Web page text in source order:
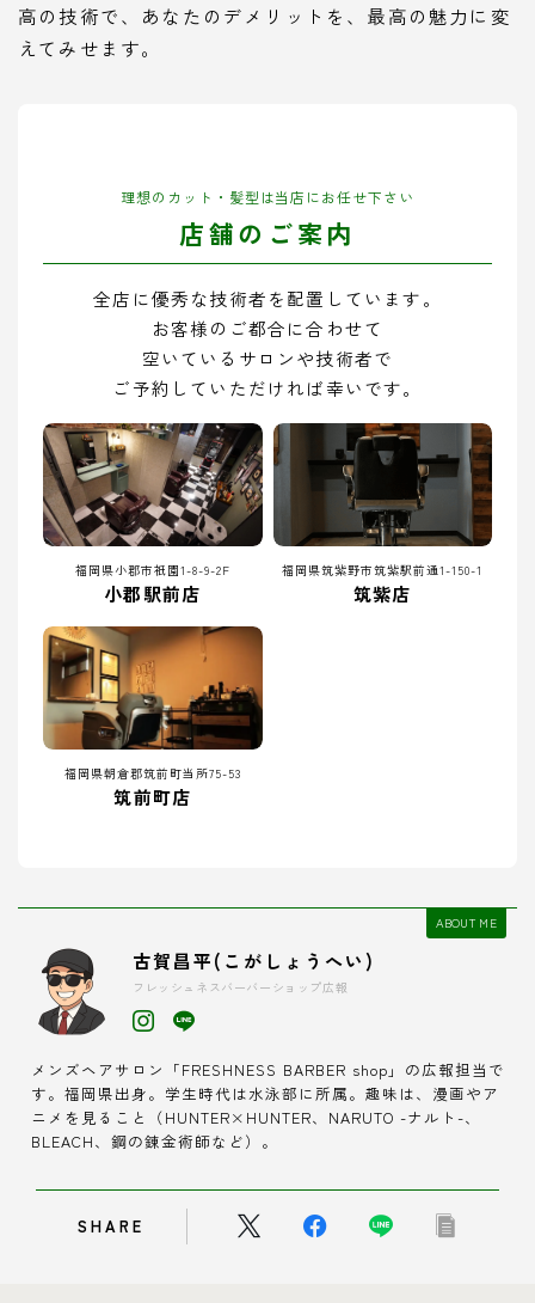
高の技術で、あなたのデメリットを、最高の魅力に変
えてみせます。
理想のカット・髪型は当店にお任せ下さい
店舗のご案内
全店に優秀な技術者を配置しています。
お客様のご都合に合わせて
空いているサロンや技術者で
ご予約していただければ幸いです。
福岡県小郡市祇園1-8-9-2F
小郡駅前店
福岡県筑紫野市筑紫駅前通1-150-1
筑紫店
福岡県朝倉郡筑前町当所75-53
筑前町店
ABOUT ME
古賀昌平(こがしょうへい)
フレッシュネスバーバーショップ広報
メンズヘアサロン「FRESHNESS BARBER shop」の広報担当で
す。福岡県出身。学生時代は水泳部に所属。趣味は、漫画やア
ニメを見ること（HUNTER×HUNTER、NARUTO -ナルト-、
BLEACH、鋼の錬金術師など）。
SHARE